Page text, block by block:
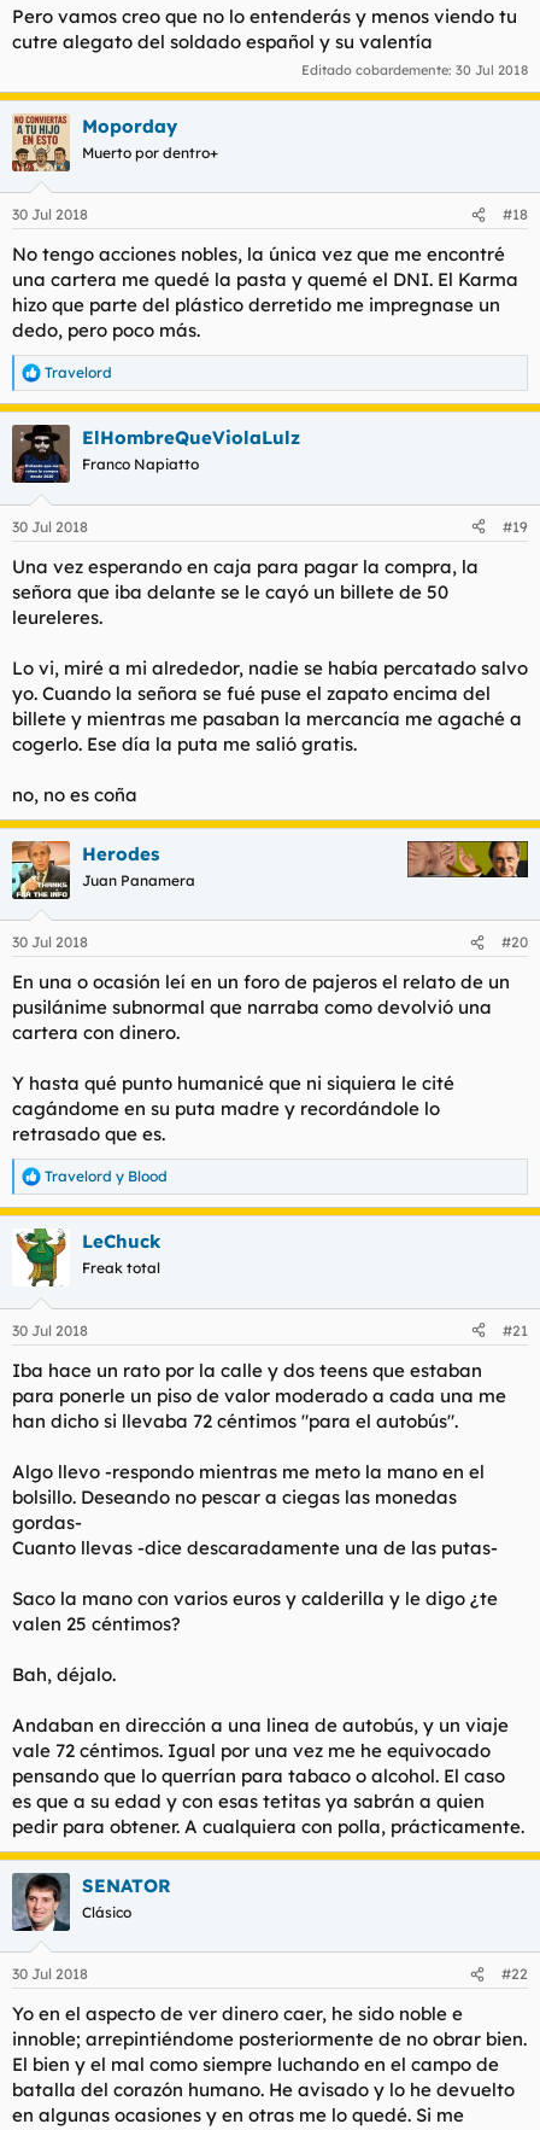
Pero vamos creo que no lo entenderás y menos viendo tu
cutre alegato del soldado español y su valentía
Editado cobardemente: 30 Jul 2018
Moporday
Muerto por dentro+
30 Jul 2018 #18
No tengo acciones nobles, la única vez que me encontré
una cartera me quedé la pasta y quemé el DNI. El Karma
hizo que parte del plástico derretido me impregnase un
dedo, pero poco más.
R
e
a
c
c
i
e
:
Travelord
ElHombreQueViolaLulz
Franco Napiatto
30 Jul 2018 #19
Una vez esperando en caja para pagar la compra, la
señora que iba delante se le cayó un billete de 50
leureleres.
Lo vi, miré a mi alrededor, nadie se había percatado salvo
yo. Cuando la señora se fué puse el zapato encima del
billete y mientras me pasaban la mercancía me agaché a
cogerlo. Ese día la puta me salió gratis.
no, no es coña
Herodes
Juan Panamera
30 Jul 2018 #20
En una o ocasión leí en un foro de pajeros el relato de un
pusilánime subnormal que narraba como devolvió una
cartera con dinero.
Y hasta qué punto humanicé que ni siquiera le cité
cagándome en su puta madre y recordándole lo
retrasado que es.
R
e
a
c
c
e
:
Travelord y Blood
LeChuck
Freak total
30 Jul 2018 #21
Iba hace un rato por la calle y dos teens que estaban
para ponerle un piso de valor moderado a cada una me
han dicho si llevaba 72 céntimos "para el autobús".
Algo llevo -respondo mientras me meto la mano en el
bolsillo. Deseando no pescar a ciegas las monedas
gordas-
Cuanto llevas -dice descaradamente una de las putas-
Saco la mano con varios euros y calderilla y le digo ¿te
valen 25 céntimos?
Bah, déjalo.
Andaban en dirección a una linea de autobús, y un viaje
vale 72 céntimos. Igual por una vez me he equivocado
pensando que lo querrían para tabaco o alcohol. El caso
es que a su edad y con esas tetitas ya sabrán a quien
pedir para obtener. A cualquiera con polla, prácticamente.
SENATOR
Clásico
30 Jul 2018 #22
Yo en el aspecto de ver dinero caer, he sido noble e
innoble; arrepintiéndome posteriormente de no obrar bien.
El bien y el mal como siempre luchando en el campo de
batalla del corazón humano. He avisado y lo he devuelto
en algunas ocasiones y en otras me lo quedé. Si me